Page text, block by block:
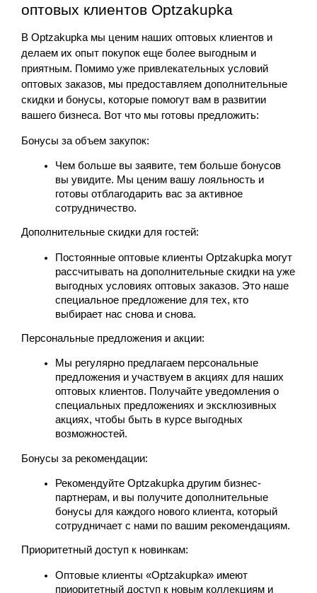
оптовых клиентов Optzakupka
В Optzakupka мы ценим наших оптовых клиентов и
делаем их опыт покупок еще более выгодным и
приятным. Помимо уже привлекательных условий
оптовых заказов, мы предоставляем дополнительные
скидки и бонусы, которые помогут вам в развитии
вашего бизнеса. Вот что мы готовы предложить:
Бонусы за объем закупок:
Чем больше вы заявите, тем больше бонусов
вы увидите. Мы ценим вашу лояльность и
готовы отблагодарить вас за активное
сотрудничество.
Дополнительные скидки для гостей:
Постоянные оптовые клиенты Optzakupka могут
рассчитывать на дополнительные скидки на уже
выгодных условиях оптовых заказов. Это наше
специальное предложение для тех, кто
выбирает нас снова и снова.
Персональные предложения и акции:
Мы регулярно предлагаем персональные
предложения и участвуем в акциях для наших
оптовых клиентов. Получайте уведомления о
специальных предложениях и эксклюзивных
акциях, чтобы быть в курсе выгодных
возможностей.
Бонусы за рекомендации:
Рекомендуйте Optzakupka другим бизнес-
партнерам, и вы получите дополнительные
бонусы для каждого нового клиента, который
сотрудничает с нами по вашим рекомендациям.
Приоритетный доступ к новинкам:
Оптовые клиенты «Optzakupka» имеют
приоритетный доступ к новым коллекциям и